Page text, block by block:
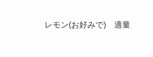
レモン(お好みで) 適量